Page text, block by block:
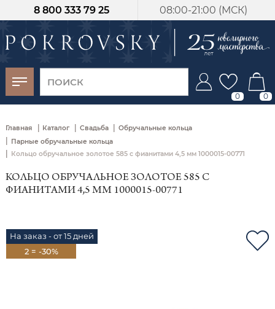
08:00-21:00 (МСК)
8 800 333 79 25
0 0
Главная | Каталог | Свадьба | Обручальные кольца
Парные обручальные кольца
Кольцо обручальное золотое 585 с фианитами 4,5 мм 1000015-00771
КОЛЬЦО ОБРУЧАЛЬНОЕ ЗОЛОТОЕ 585 С
ФИАНИТАМИ 4,5 ММ 1000015-00771
На заказ - от 15 дней
2 = -30%
-30%
от 15 дней с
момента оплаты